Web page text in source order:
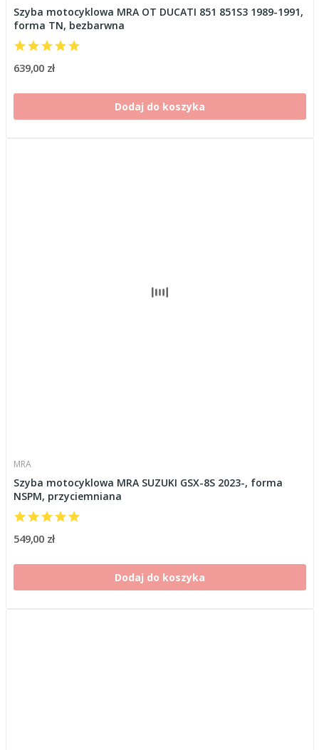
Szyba motocyklowa MRA OT DUCATI 851 851S3 1989-1991,
forma TN, bezbarwna
639,00 zł
Dodaj do koszyka
MRA
Szyba motocyklowa MRA SUZUKI GSX-8S 2023-, forma
NSPM, przyciemniana
549,00 zł
Dodaj do koszyka